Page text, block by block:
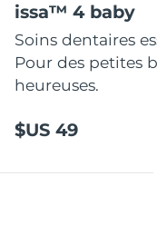
issa™ 4 baby
Soins dentaires
Pour des petites
heureuses.
$US 49